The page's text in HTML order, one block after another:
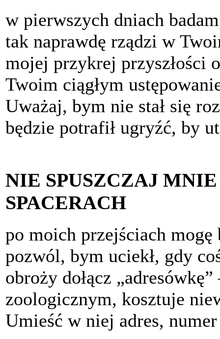
w pierwszych dniach
tak naprawdę rządzi w
mojej przykrej przyszłości
Twoim ciągłym
Uważaj, bym nie stał się
będzie potrafił ugryźć, by
NIE SPUSZCZAJ
SPACERACH
po moich przejściach
pozwól, bym uciekł, gdy
obroży dołącz
zoologicznym, kosztuje
Umieść w niej adres,